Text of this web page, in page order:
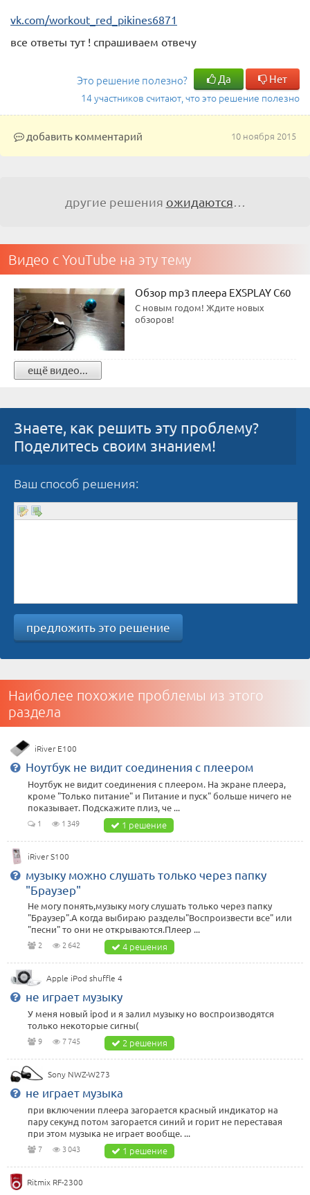
vk.com/workout_red_pikines6871
все ответы тут ! спрашиваем отвечу
Это решение полезно? Да Нет
14 участников считают, что это решение полезно
10 ноября 2015
добавить комментарий
другие решения ожидаются
Видео с YouTube на эту тему
Обзор mp3 плеера EXSPLAY C60
С новым годом! Ждите новых
обзоров!
ещё видео...
Знаете, как решить эту проблему?
Поделитесь своим знанием!
Ваш способ решения:
предложить это решение
Наиболее похожие проблемы из этого
раздела
iRiver E100
Ноутбук не видит соединения с плеером
Ноутбук не видит соединения с плеером. На экране плеера,
кроме "Только питание" и Питание и пуск" больше ничего не
показывает. Подскажите плиз, че ...
1 1 349 1 решение
iRiver S100
музыку можно слушать только через папку
"Браузер"
Не могу понять,музыку могу слушать только через папку
"Браузер".А когда выбираю разделы"Воспроизвести все" или
"песни" то они не открываются.Плеер ...
2 2 642 4 решения
Apple iPod shuffle 4
не играет музыку
У меня новый ipod и я залил музыку но воспроизводятся
только некоторые сигны(
9 7 745 2 решения
Sony NWZ-W273
не играет музыка
при включении плеера загорается красный индикатор на
пару секунд потом загорается синий и горит не переставая
при этом музыка не играет вообще. ...
7 3 043 1 решение
Ritmix RF-2300